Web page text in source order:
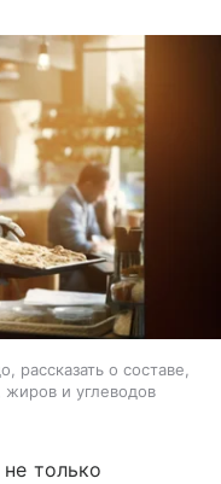
рассказать о составе,
и углеводов
только